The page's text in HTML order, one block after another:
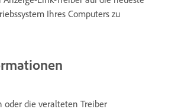
Ihres Computers zu
oder die veralteten Treiber